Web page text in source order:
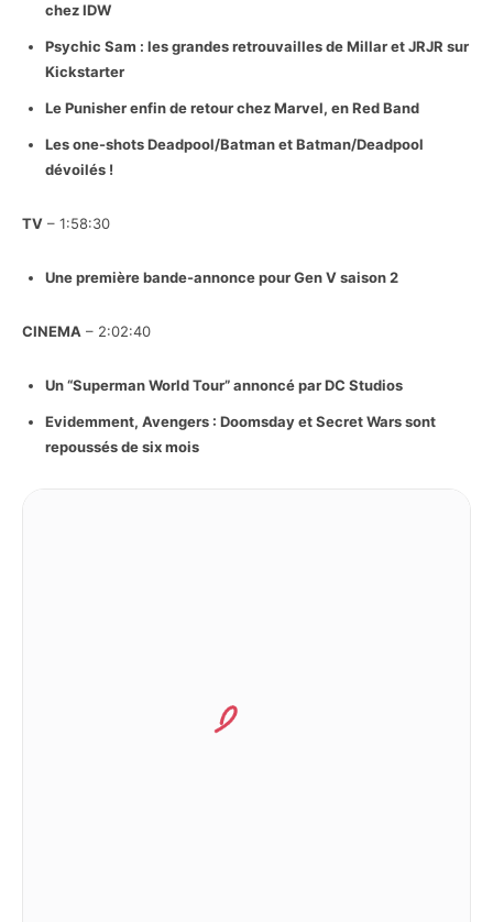
chez IDW
Psychic Sam : les grandes retrouvailles de Millar et JRJR sur
Kickstarter
Le Punisher enfin de retour chez Marvel, en Red Band
Les one-shots Deadpool/Batman et Batman/Deadpool
dévoilés !
TV – 1:58:30
Une première bande-annonce pour Gen V saison 2
CINEMA – 2:02:40
Un “Superman World Tour” annoncé par DC Studios
Evidemment, Avengers : Doomsday et Secret Wars sont
repoussés de six mois